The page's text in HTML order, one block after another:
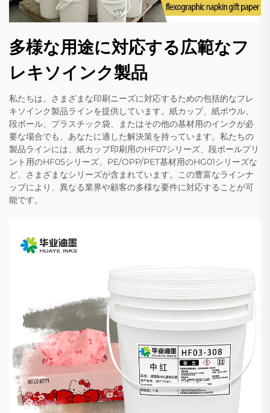
多様な用途に対応する広範なフ
レキソインク製品
私たちは、さまざまな印刷ニーズに対応するための包括的なフレ
キソインク製品ラインを提供しています。紙カップ、紙ボウル、
段ボール、プラスチック袋、またはその他の基材用のインクが必
要な場合でも、あなたに適した解決策を持っています。私たちの
製品ラインには、紙カップ印刷用のHF07シリーズ、段ボールプリ
ント用のHF05シリーズ、PE/OPP/PET基材用のHG01シリーズな
ど、さまざまなシリーズが含まれています。この豊富なラインナ
ップにより、異なる業界や顧客の多様な要件に対応することが可
能です。